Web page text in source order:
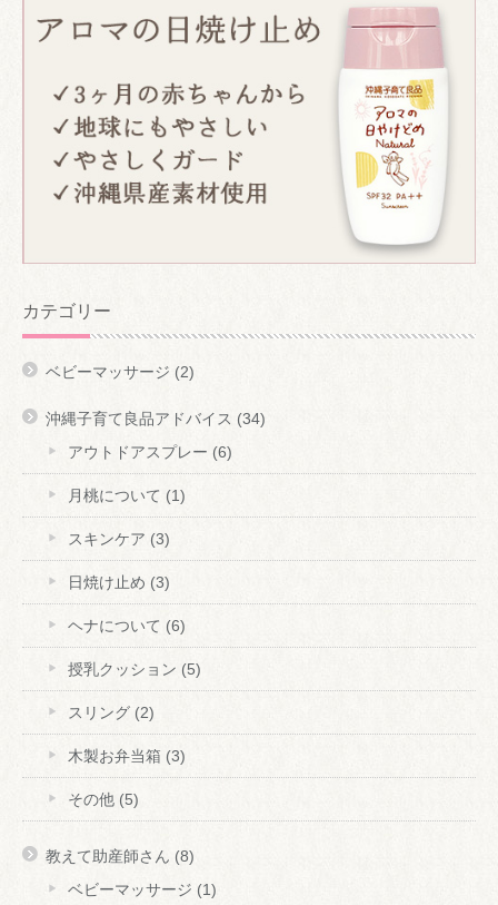
カテゴリー
ベビーマッサージ (2)
沖縄子育て良品アドバイス (34)
アウトドアスプレー (6)
月桃について (1)
スキンケア (3)
日焼け止め (3)
ヘナについて (6)
授乳クッション (5)
スリング (2)
木製お弁当箱 (3)
その他 (5)
教えて助産師さん (8)
ベビーマッサージ (1)